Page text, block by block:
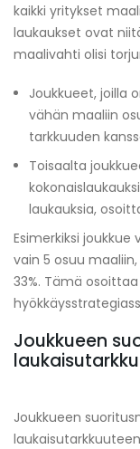
kaikki yritykset
laukaukset ovat
maalivahti olisi
Joukkueet, joilla
vähän maaliin
tarkkuuden
Toisaalta
laukauksia,
Esimerkiksi
vain 5 osuu
33%. Tämä
Joukkueen
Joukkueen